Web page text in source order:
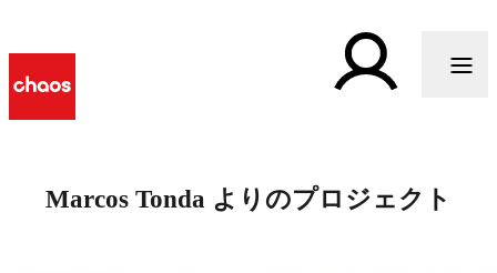
Marcos Tonda よりのプロジェクト